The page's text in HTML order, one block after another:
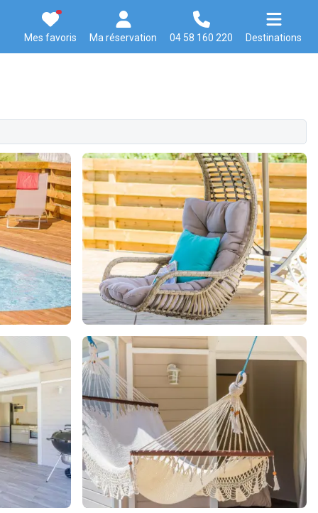
Mes favoris Ma réservation 04 58 160 220 Destinations